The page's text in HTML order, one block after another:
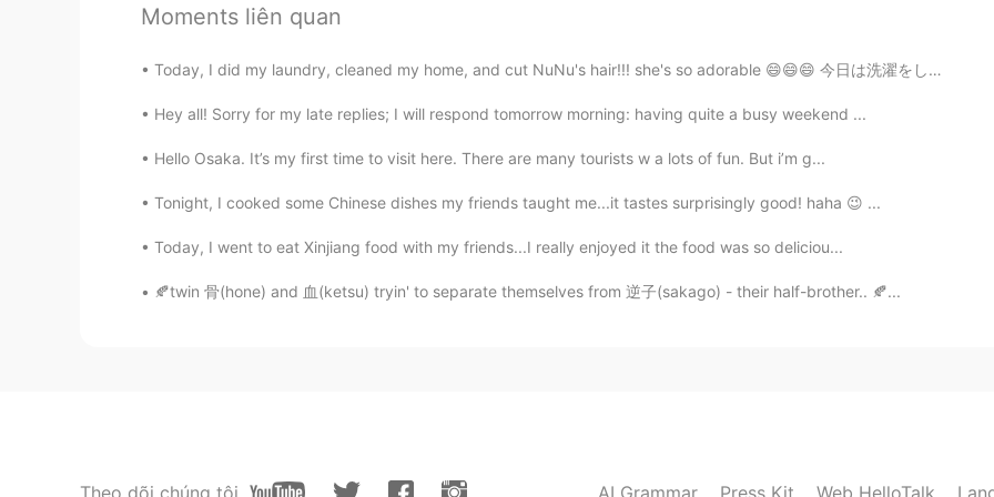
じゃ、消費者の私達
チックの商品をもらう。
例えば、スターバックスで注文するときには、普通はプラスチックカップで３つのプラス
もちろん、中身の量と値段
変わらない。
ンが必要な限り、プラスチックの元はいつまでもなくならないという事も言えます。
Moments liên quan
Today, I did my laundry, cleaned my home, and cut NuNu's hair!!! she's so adorable 😄😄😄 今日は洗濯をして家...
Hey all! Sorry for my late replies; I will respond tomorrow morning: having quite a busy weekend ...
Hello Osaka. It’s my first time to visit here. There are many tourists w a lots of fun. But i’m g...
Tonight, I cooked some Chinese dishes my friends taught me...it tastes surprisingly good! haha 😉 ...
Today, I went to eat Xinjiang food with my friends...I really enjoyed it the food was so deliciou...
🍂twin 骨(hone) and 血(ketsu) tryin' to separate themselves from 逆子(sakago) - their half-brother.. 🍂...
Theo dõi chúng tôi AI Grammar Press Kit Web HelloTalk